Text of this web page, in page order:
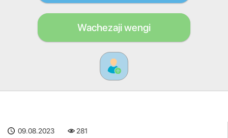
Wachezaji wengi
09.08.2023 281